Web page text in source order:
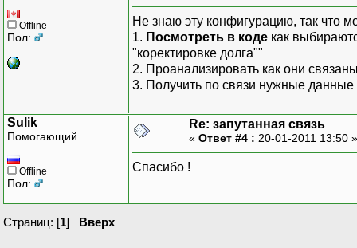
Offline
Пол:
Не знаю эту конфигурацию, так что
1. Посмотреть в коде как
"коректировке долга""
2. Проанализировать как они
3. Получить по связи нужные данные
Sulik
Помогающий
Offline
Пол:
Re: запутанная связь
« Ответ #4 : 20-01-2011 13:50
Спасибо !
Страниц: [1] Вверх